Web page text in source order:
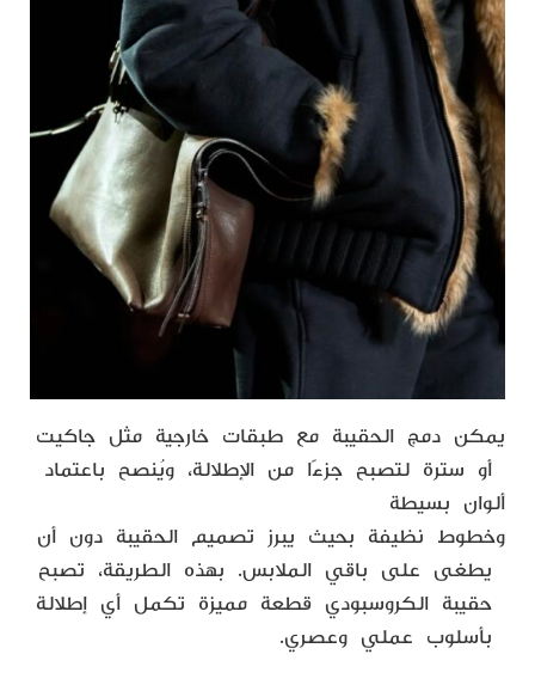
يمكن دمج الحقيبة مع طبقات خارجية مثل جاكيت
أو سترة لتصبح جزءًا من الإطلالة، ويُنصح باعتماد
ألوان بسيطة
وخطوط نظيفة بحيث يبرز تصميم الحقيبة دون أن
يطغى على باقي الملابس. بهذه الطريقة، تصبح
حقيبة الكروسبودي قطعة مميزة تكمل أي إطلالة
بأسلوب عملي وعصري.